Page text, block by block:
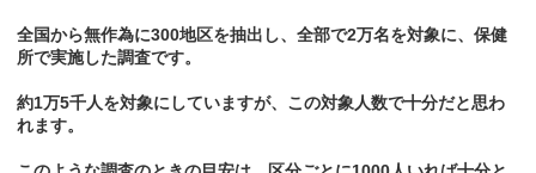
全国から無作為に300地区を抽出し、全部で2万名を対象に、保健
所で実施した調査です。
約1万5千人を対象にしていますが、この対象人数で十分だと思わ
れます。